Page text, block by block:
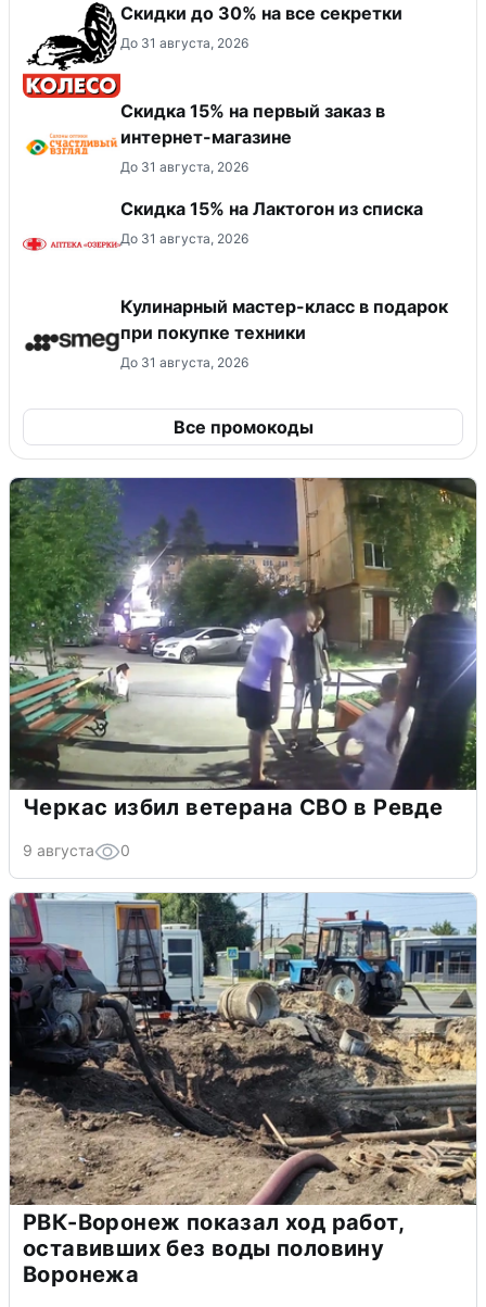
Скидки до 30% на все секретки
До 31 августа, 2026
Скидка 15% на первый заказ в
интернет-магазине
До 31 августа, 2026
Скидка 15% на Лактогон из списка
До 31 августа, 2026
Кулинарный мастер-класс в подарок
при покупке техники
До 31 августа, 2026
Все промокоды
Черкас избил ветерана СВО в Ревде
9 августа 0
РВК-Воронеж показал ход работ,
оставивших без воды половину
Воронежа